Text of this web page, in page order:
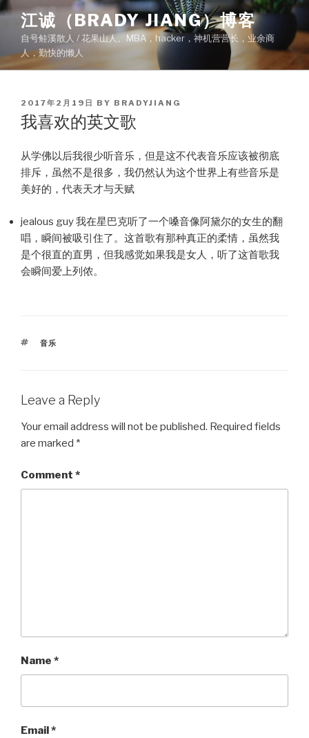
Skip
content
江诚（BRADY JIANG）博客
自号鲑溪散人 / 花果山人。MBA，hacker，神机营营长，业余商
人，勤快的懒人
POSTED
ON
2017年2月19日 BY BRADYJIANG
我喜欢的英文歌
从学佛以后我很少听音乐，但是这不代表音乐应该被彻底
排斥，虽然不是很多，我仍然认为这个世界上有些音乐是
美好的，代表天才与天赋
jealous guy 我在星巴克听了一个嗓音像阿黛尔的女生的翻
唱，瞬间被吸引住了。这首歌有那种真正的柔情，虽然我
是个很直的直男，但我感觉如果我是女人，听了这首歌我
会瞬间爱上列侬。
TAGS
音乐
Leave a Reply
Your email address will not be published. Required fields
are marked *
Comment *
Name *
Email*